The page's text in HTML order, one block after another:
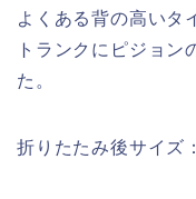
よくある背の高いタ
トランクにピジョン
た。
折りたたみ後サイズ